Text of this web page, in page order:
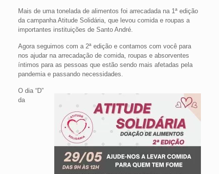
Mais de uma tonelada de alimentos foi arrecadada na 1ª edição
da campanha Atitude Solidária, que levou comida e roupas a
importantes instituições de Santo André.
Agora seguimos com a 2ª edição e contamos com você para
nos ajudar na arrecadação de comida, roupas e absorventes
íntimos para as pessoas que estão sendo mais afetadas pela
pandemia e passando necessidades.
O dia “D”
da